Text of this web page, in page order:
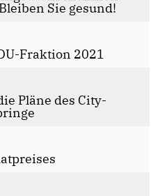
Sie gesund!
Fraktion 2021
Pläne des City-